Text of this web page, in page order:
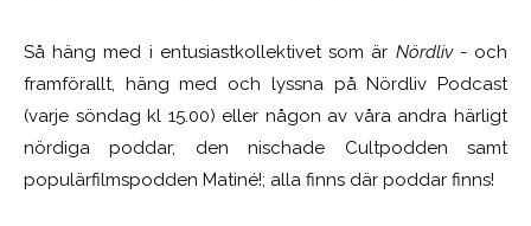
Så häng med i entusiastkollektivet som är Nördliv- och
framförallt, häng med och lyssna på Nördliv Podcast
(varje söndag kl 15.00) eller någon av våra andra härligt
nördiga poddar, den nischade Cultpodden samt
populärfilmspodden Matiné!; alla finns där poddar finns!